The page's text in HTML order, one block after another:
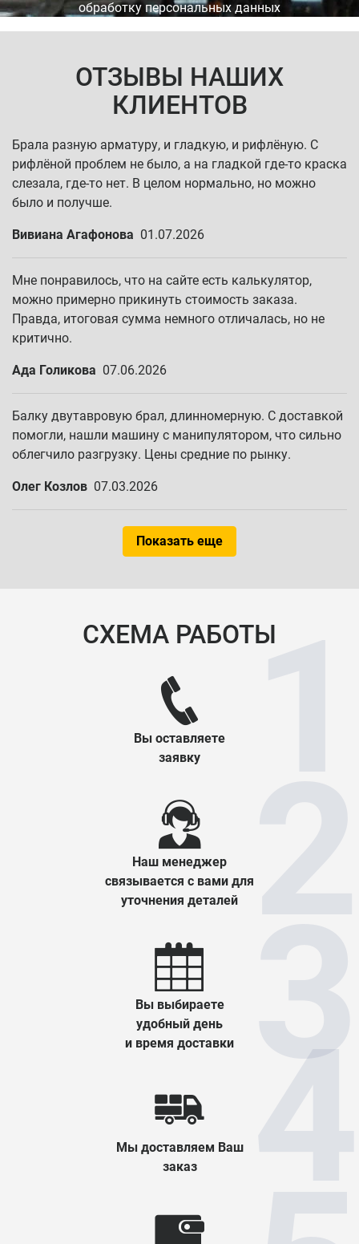
обработку персональных данных
ОТЗЫВЫ НАШИХ
КЛИЕНТОВ
Брала разную арматуру, и гладкую, и рифлёную. С
рифлёной проблем не было, а на гладкой где-то краска
слезала, где-то нет. В целом нормально, но можно
было и получше.
Вивиана Агафонова 01.07.2026
Мне понравилось, что на сайте есть калькулятор,
можно примерно прикинуть стоимость заказа.
Правда, итоговая сумма немного отличалась, но не
критично.
Ада Голикова 07.06.2026
Балку двутавровую брал, длинномерную. С доставкой
помогли, нашли машину с манипулятором, что сильно
облегчило разгрузку. Цены средние по рынку.
Олег Козлов 07.03.2026
Показать еще
СХЕМА РАБОТЫ
Вы оставляете
заявку
Наш менеджер
связывается с вами для
уточнения деталей
Вы выбираете
удобный день
и время доставки
Мы доставляем Ваш
заказ